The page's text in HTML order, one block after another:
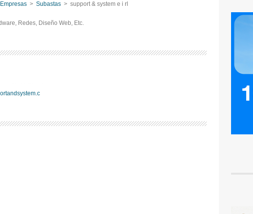
Empresas > Subastas > support & system e i rl
Redes, Diseño Web, Etc.